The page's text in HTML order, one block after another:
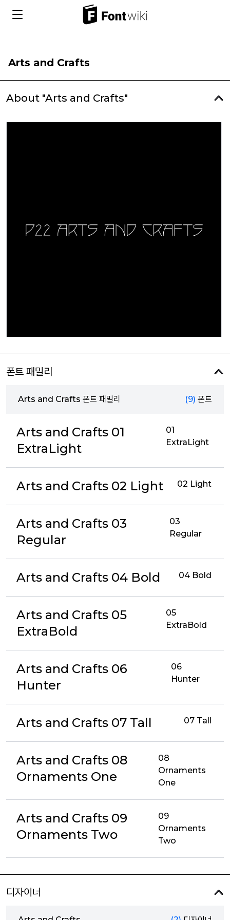
Arts and Crafts
About "Arts and Crafts"
폰트 패밀리
Arts and Crafts 폰트 패밀리 (9) 폰트
Arts and Crafts 01
ExtraLight
01
ExtraLight
Arts and Crafts 02 Light 02 Light
Arts and Crafts 03
Regular
03
Regular
Arts and Crafts 04 Bold 04 Bold
Arts and Crafts 05
ExtraBold
05
ExtraBold
Arts and Crafts 06
Hunter
06
Hunter
Arts and Crafts 07 Tall 07 Tall
Arts and Crafts 08
Ornaments One
08
Ornaments
One
Arts and Crafts 09
Ornaments Two
09
Ornaments
Two
디자이너